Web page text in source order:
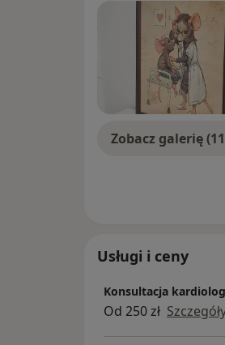
Zobacz galerię
Usługi i ceny
Konsultacja
Od 250 zł